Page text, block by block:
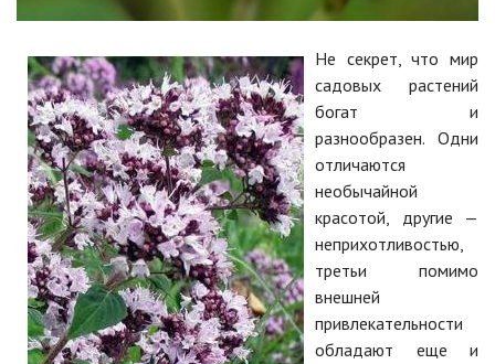
Не секрет, что мир
садовых растений
богат и
разнообразен. Одни
отличаются
необычайной
красотой, другие —
неприхотливостью,
третьи помимо
внешней
привлекательности
обладают еще и